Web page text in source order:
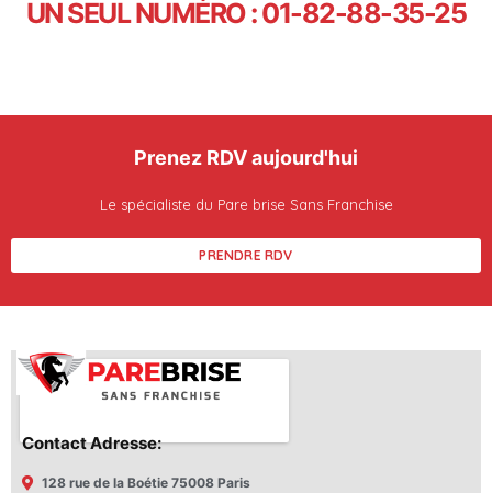
UN SEUL NUMÉRO : 01-82-88-35-25
Prenez RDV aujourd'hui
Le spécialiste du Pare brise Sans Franchise
PRENDRE RDV
Contact Adresse:
128 rue de la Boétie 75008 Paris